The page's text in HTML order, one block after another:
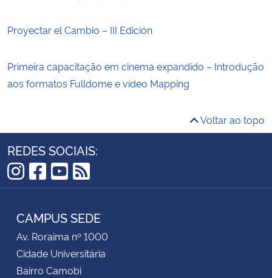
Proyectar el Cambio – III Edición
Primeira capacitação em cinema expandido – Introdução
aos formatos Fulldome e vídeo Mapping
Voltar ao topo
REDES SOCIAIS:
Instagram
Facebook
YouTube
RSS
CAMPUS SEDE
Av. Roraima nº 1000
Cidade Universitária
Bairro Camobi